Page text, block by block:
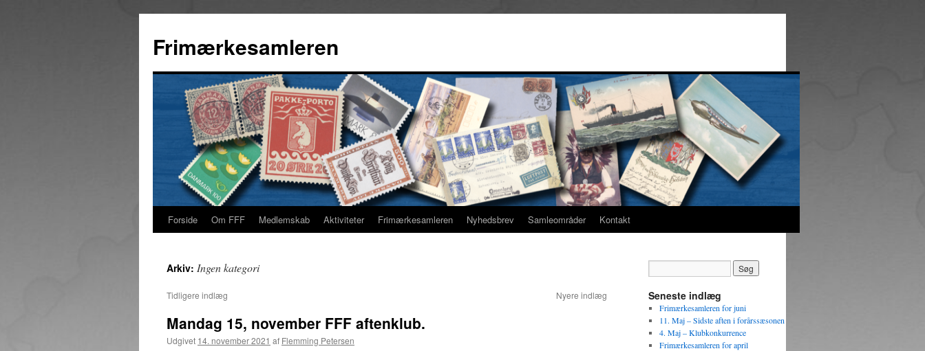
indhold
Frimærkesamleren
Forside Om FFF Medlemskab Aktiviteter Frimærkesamleren Nyhedsbrev Samleområder Kontakt
Arkiv: Ingen kategori
Tidligere indlæg Nyere indlæg
Mandag 15, november FFF aftenklub.
Udgivet 14. november 2021 af Flemming Petersen
Seneste indlæg
Frimærkesamleren for juni
11. Maj – Sidste aften i forårssæsonen
4. Maj – Klubkonkurrence
Frimærkesamleren for april